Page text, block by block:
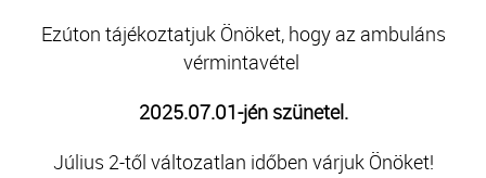
Ezúton tájékoztatjuk Önöket, hogy az ambuláns
vérmintavétel
2025.07.01-jén szünetel.
Július 2-től változatlan időben várjuk Önöket!